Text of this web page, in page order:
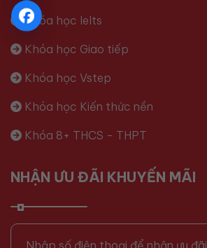
Khóa học Ielts
Khóa học Giao tiếp
Khóa học Vstep
Khóa học Kiến thức nền
Khóa 8+ THCS - THPT
NHẬN ƯU ĐÃI KHUYẾN MÃI